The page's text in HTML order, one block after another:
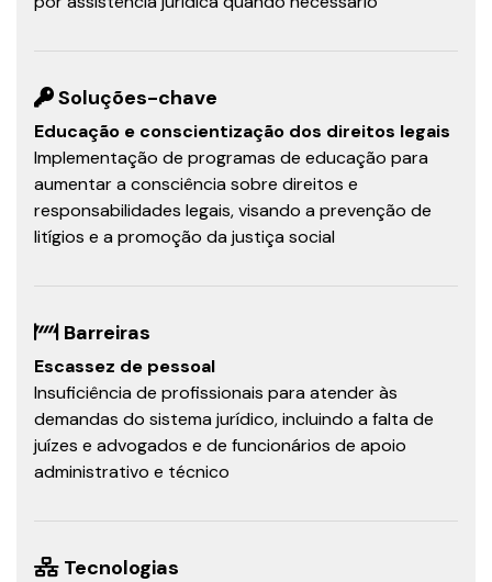
Soluções-chave
Educação e conscientização dos direitos legais
Implementação de programas de educação para
aumentar a consciência sobre direitos e
responsabilidades legais, visando a prevenção de
litígios e a promoção da justiça social
Barreiras
Escassez de pessoal
Insuficiência de profissionais para atender às
demandas do sistema jurídico, incluindo a falta de
juízes e advogados e de funcionários de apoio
administrativo e técnico
Tecnologias